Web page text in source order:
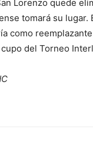
Lorenzo quede
tomará su lugar.
como
del Torneo